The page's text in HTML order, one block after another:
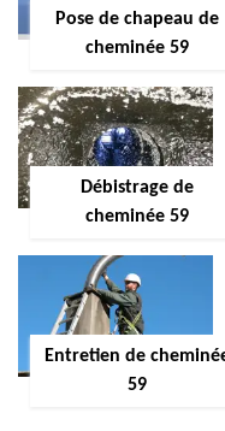
Pose de chapeau de
cheminée 59
Débistrage de
cheminée 59
Entretien de
59